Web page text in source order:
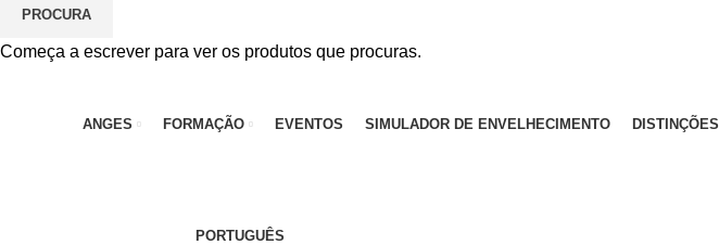
ANGES FORMAÇÃO EVENTOS SIMULADOR DE ENVELHECIMENTO DISTINÇÕES
PORTUGUÊS
PROCURA
Começa a escrever para ver os produtos que procuras.